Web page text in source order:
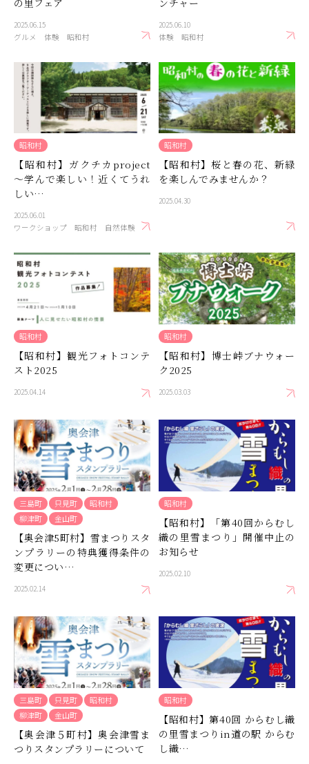
2025.06.15
グルメ
体験 昭和村
2025.06.10
体験
昭和村
昭和村
【昭和村】ガクチカproject
～学んで楽しい！近くてうれ
しい…
2025.06.01
ワークショップ
昭和村 自然体験
昭和村
【昭和村】桜と春の花、新緑
を楽しんでみませんか？
2025.04.30
昭和村
【昭和村】観光フォトコンテ
スト2025
2025.04.14
昭和村
【昭和村】博士峠ブナウォー
ク2025
2025.03.03
三島町 只見町
昭和村
柳津町
金山町
【奥会津5町村】雪まつりスタ
ンプラリーの特典獲得条件の
変更につい…
2025.02.14
昭和村
【昭和村】「第40回からむし
織の里雪まつり」開催中止の
お知らせ
2025.02.10
三島町 只見町
昭和村
柳津町
金山町
【奥会津５町村】奥会津雪ま
つりスタンプラリーについて
昭和村
【昭和村】第40回 からむし織
の里雪まつりin道の駅 からむ
し織…